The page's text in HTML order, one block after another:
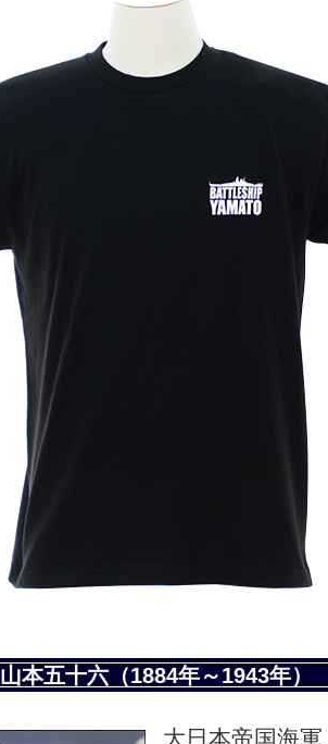
山本五十六（1884年～1943年）
大日本帝国海